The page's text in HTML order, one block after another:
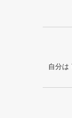
自分は